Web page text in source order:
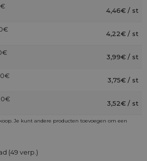
4,46€ / st
4,22€ / st
3,99€ / st
3,75€ / st
3,52€ / st
Je kunt andere producten toevoegen om een
(49 verp.)